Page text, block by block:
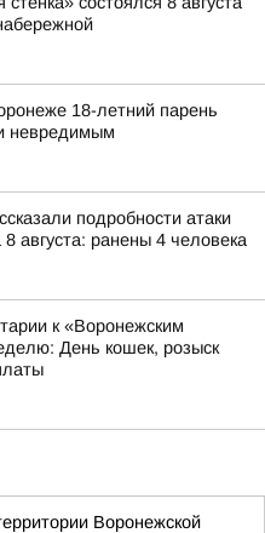
18-летний парень
невредимым
подробности атаки
августа: ранены 4 человека
к «Воронежским
День кошек, розыск
Воронежской